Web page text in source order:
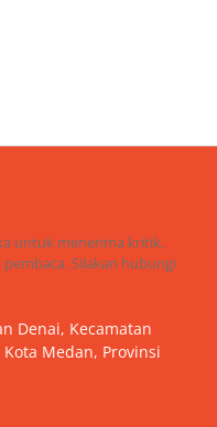
untuk menerima kritik,
Silakan hubungi
Denai, Kecamatan
Kota Medan, Provinsi